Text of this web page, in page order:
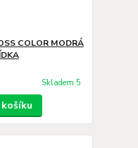
COLOR MODRÁ
Skladem 5